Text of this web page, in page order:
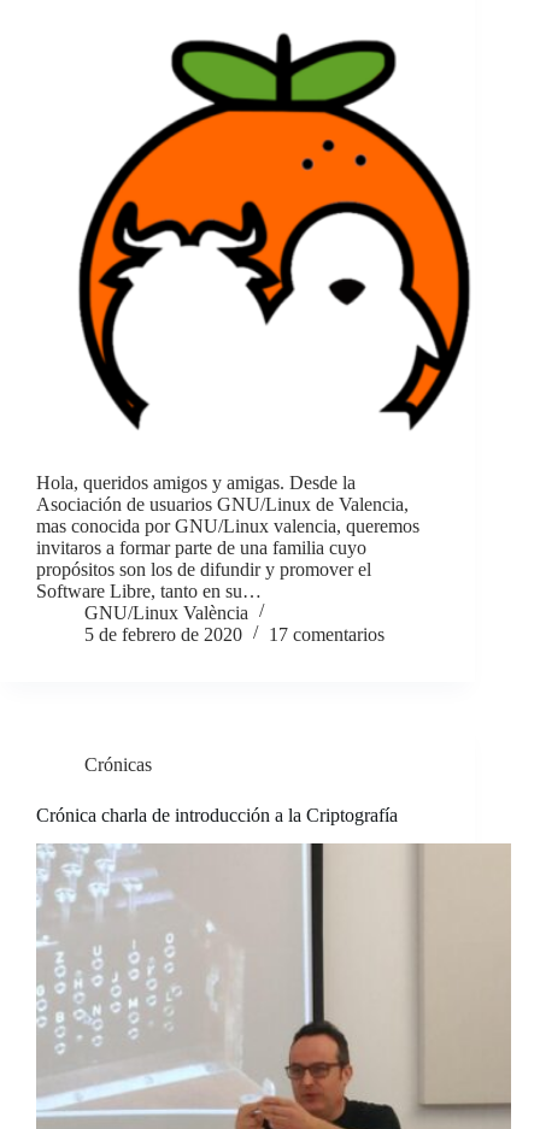
Hola, queridos amigos y amigas. Desde la
Asociación de usuarios GNU/Linux de Valencia,
mas conocida por GNU/Linux valencia, queremos
invitaros a formar parte de una familia cuyo
propósitos son los de difundir y promover el
Software Libre, tanto en su…
GNU/Linux València
5 de febrero de 2020
17 comentarios
Crónicas
Crónica charla de introducción a la Criptografía